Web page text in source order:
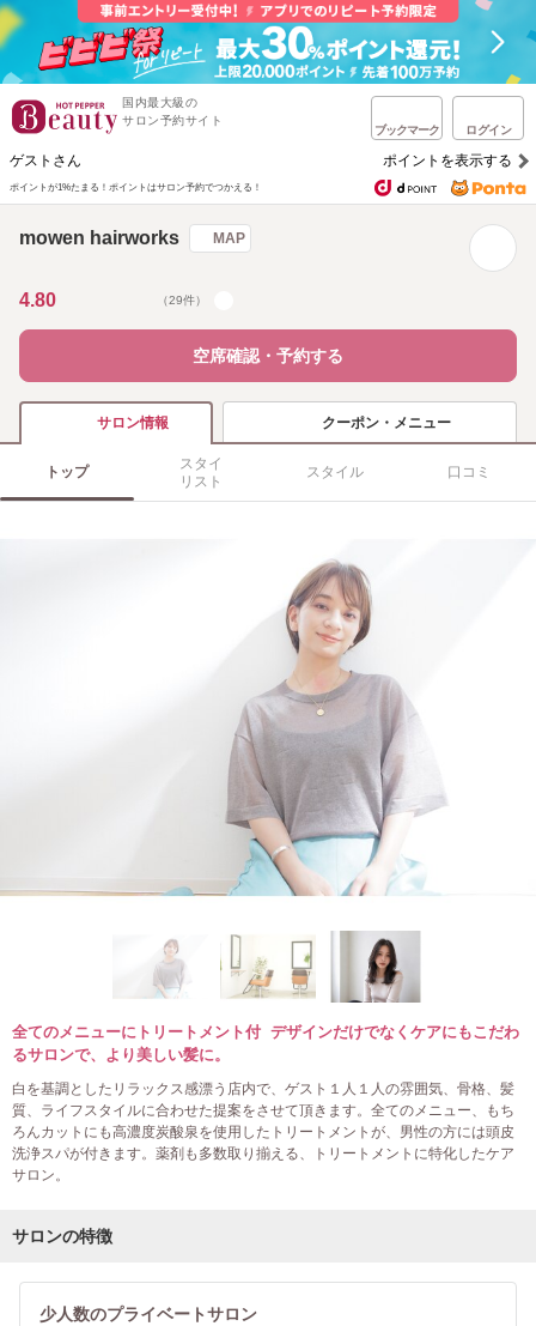
国内最大級の
サロン予約サイト
ブックマーク ログイン
ゲストさん ポイントを表示する
ポイントが1%たまる！ ポイントはサロン予約でつかえる！
mowen hairworks MAP
4.80 （29件）
空席確認・予約する
サロン情報 クーポン・メニュー
トップ
スタイ
リスト
スタイル 口コミ
全てのメニューにトリートメント付 デザインだけでなくケアにもこだわ
るサロンで、より美しい髪に。
白を基調としたリラックス感漂う店内で、ゲスト１人１人の雰囲気、骨格、髪
質、ライフスタイルに合わせた提案をさせて頂きます。全てのメニュー、もち
ろんカットにも高濃度炭酸泉を使用したトリートメントが、男性の方には頭皮
洗浄スパが付きます。薬剤も多数取り揃える、トリートメントに特化したケア
サロン。
サロンの特徴
少人数のプライベートサロン